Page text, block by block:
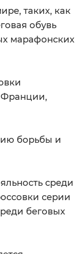
таких, как
обувь
марафонских
Франции,
борьбы и
среди
серии
беговых